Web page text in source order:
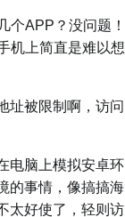
个APP？没问题！
机上简直是难以想
址被限制啊，访问
电脑上模拟安卓环
的事情，像搞搞海
太好使了，轻则访